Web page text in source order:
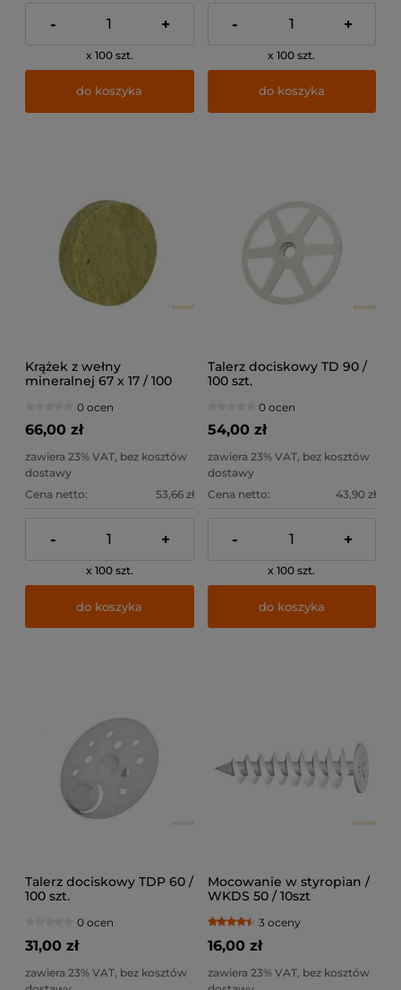
- +
x 100 szt.
do koszyka
- +
x 100 szt.
do koszyka
Krążek z wełny
mineralnej 67 x 17 / 100
0 ocen
66,00 zł
zawiera 23% VAT, bez kosztów
dostawy
Cena netto:
53,66 zł
- +
x 100 szt.
do koszyka
Talerz dociskowy TD 90 /
100 szt.
0 ocen
54,00 zł
zawiera 23% VAT, bez kosztów
dostawy
Cena netto:
43,90 zł
- +
x 100 szt.
do koszyka
Talerz dociskowy TDP 60 /
100 szt.
0 ocen
31,00 zł
zawiera 23% VAT, bez kosztów
Mocowanie w styropian /
WKDS 50 / 10szt
3 oceny
16,00 zł
zawiera 23% VAT, bez kosztów